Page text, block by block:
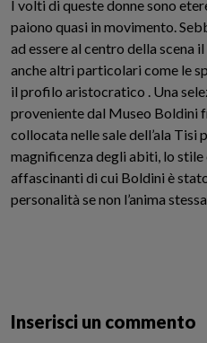
I volti di queste donne sono
paiono quasi in movimento.
ad essere al centro della
anche altri particolari come le
il profilo aristocratico . Una
proveniente dal Museo Boldini
collocata nelle sale dell’ala
magnificenza degli abiti, lo stile
affascinanti di cui Boldini è
personalità se non l’anima
Inserisci un commento